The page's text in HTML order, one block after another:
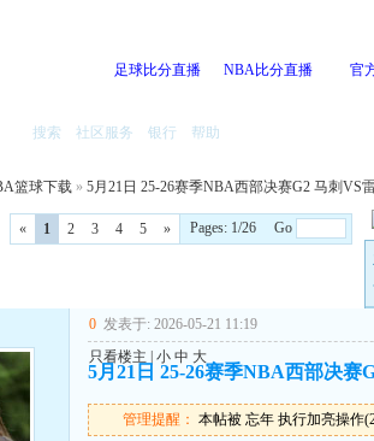
足球比分直播 NBA比分直播 官
搜索 社区服务 银行 帮助
篮球下载 » 5月21日 25-26赛季NBA西部决赛G2 马刺VS
« 1 2 3 4 5 »
Pages: 1/26 Go
0 发表于: 2026-05-21 11:19
只看楼主
小 中 大
5月21日 25-26赛季NBA西部决赛
管理提醒： 本帖被 忘年 执行加亮操作